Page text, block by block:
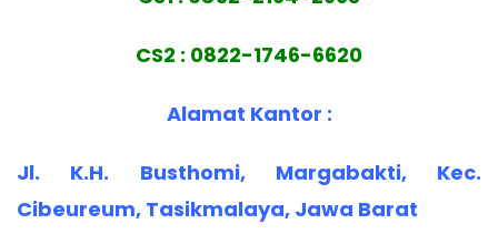
CS2 : 0822-1746-6620
Alamat Kantor :
Jl. K.H. Busthomi, Margabakti, Kec.
Cibeureum, Tasikmalaya, Jawa Barat